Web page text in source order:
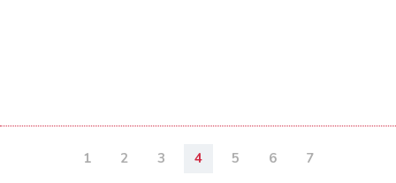
1 2 3 4 5 6 7